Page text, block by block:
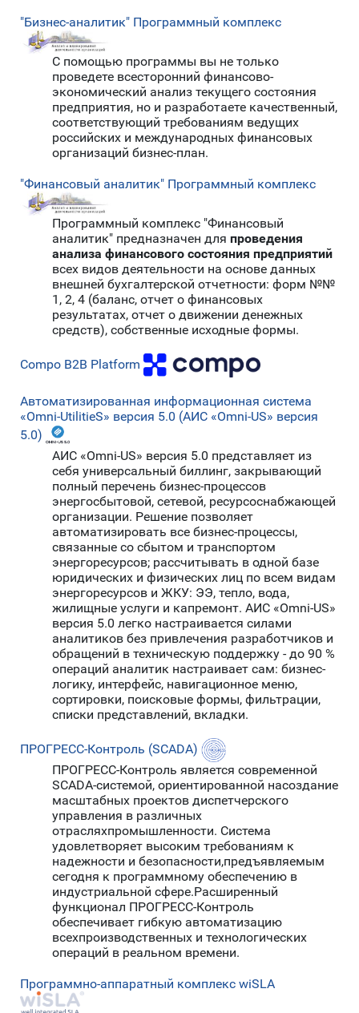
"Бизнес-аналитик" Программный комплекс
С помощью программы вы не только
проведете всесторонний финансово-
экономический анализ текущего состояния
предприятия, но и разработаете качественный,
соответствующий требованиям ведущих
российских и международных финансовых
организаций бизнес-план.
"Финансовый аналитик" Программный комплекс
Программный комплекс "Финансовый
аналитик" предназначен для проведения
анализа финансового состояния предприятий
всех видов деятельности на основе данных
внешней бухгалтерской отчетности: форм №№
1, 2, 4 (баланс, отчет о финансовых
результатах, отчет о движении денежных
средств), собственные исходные формы.
Compo B2B Platform
Автоматизированная информационная система
«Omni-UtilitieS» версия 5.0 (АИС «Omni-US» версия
5.0)
АИС «Omni-US» версия 5.0 представляет из
себя универсальный биллинг, закрывающий
полный перечень бизнес-процессов
энергосбытовой, сетевой, ресурсоснабжающей
организации. Решение позволяет
автоматизировать все бизнес-процессы,
связанные со сбытом и транспортом
энергоресурсов; рассчитывать в одной базе
юридических и физических лиц по всем видам
энергоресурсов и ЖКУ: ЭЭ, тепло, вода,
жилищные услуги и капремонт. АИС «Omni-US»
версия 5.0 легко настраивается силами
аналитиков без привлечения разработчиков и
обращений в техническую поддержку - до 90 %
операций аналитик настраивает сам: бизнес-
логику, интерфейс, навигационное меню,
сортировки, поисковые формы, фильтрации,
списки представлений, вкладки.
ПРОГРЕСС-Контроль (SCADA)
ПРОГРЕСС-Контроль является современной
SCADA-системой, ориентированной насоздание
масштабных проектов диспетчерского
управления в различных
отрасляхпромышленности. Система
удовлетворяет высоким требованиям к
надежности и безопасности,предъявляемым
сегодня к программному обеспечению в
индустриальной сфере.Расширенный
функционал ПРОГРЕСС-Контроль
обеспечивает гибкую автоматизацию
всехпроизводственных и технологических
операций в реальном времени.
Программно-аппаратный комплекс wiSLA